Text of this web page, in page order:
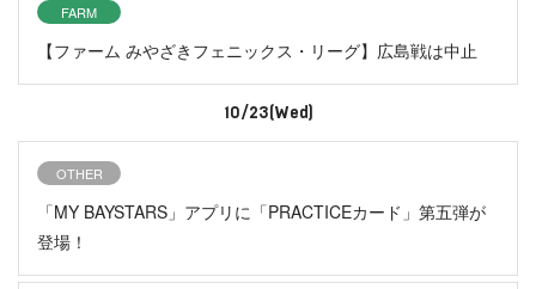
FARM
【ファーム みやざきフェニックス・リーグ】広島戦は中止
10/23(Wed)
OTHER
「MY BAYSTARS」アプリに「PRACTICEカード」第五弾が
登場！